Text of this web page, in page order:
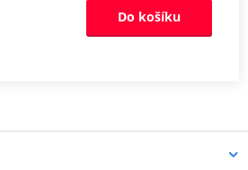
Do košíku